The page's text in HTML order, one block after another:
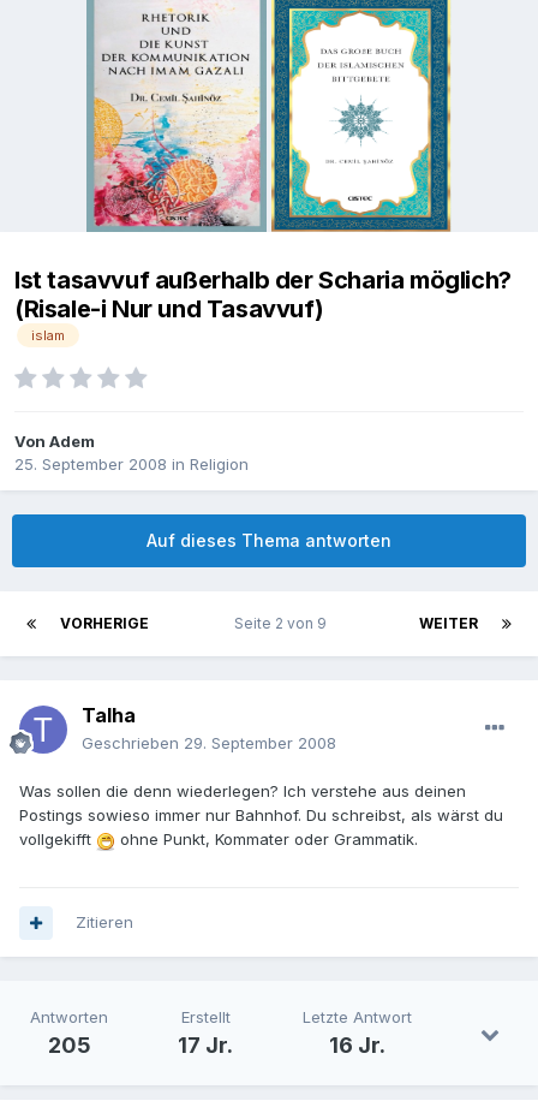
Ist tasavvuf außerhalb der Scharia möglich?
(Risale-i Nur und Tasavvuf)
islam
Von Adem
25. September 2008 in Religion
Auf dieses Thema antworten
VORHERIGE WEITER
Seite 2 von 9
Talha
Geschrieben 29. September 2008
Was sollen die denn wiederlegen? Ich verstehe aus deinen
Postings sowieso immer nur Bahnhof. Du schreibst, als wärst du
vollgekifft
ohne Punkt, Kommater oder Grammatik.
Zitieren
Antworten
205
Erstellt
17 Jr.
Letzte Antwort
16 Jr.